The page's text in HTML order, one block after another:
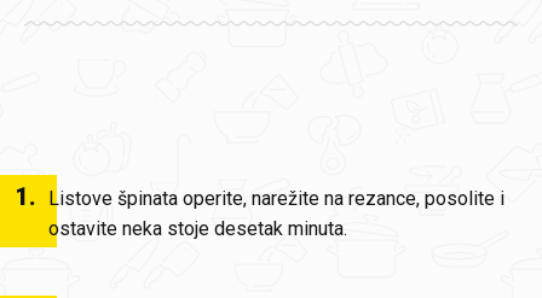
1.
Listove špinata operite, narežite na rezance, posolite i
ostavite neka stoje desetak minuta.